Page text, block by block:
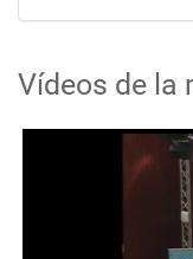
Vídeos de la